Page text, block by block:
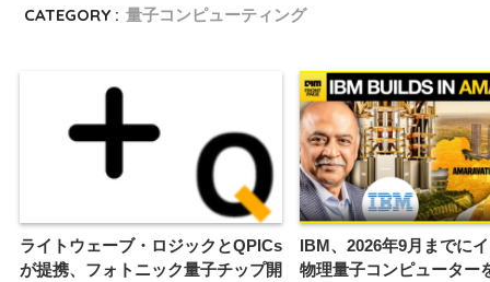
CATEGORY : 量子コンピューティング
ライトウェーブ・ロジックとQPICs
が提携、フォトニック量子チップ開
IBM、2026年9月までに
物理量子コンピューター